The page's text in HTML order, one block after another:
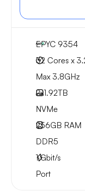
EPYC 9354
32 Cores x
Max 3.8GHz
2x1.92TB
NVMe
256GB RAM
DDR5
1Gbit/s
Port